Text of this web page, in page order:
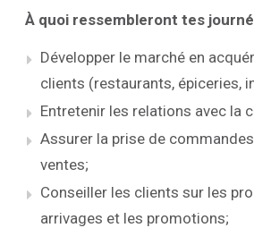
À quoi ressembleront tes
Développer le marché en
clients (restaurants, épiceries,
Entretenir les relations avec la
Assurer la prise de
ventes;
Conseiller les clients sur les
arrivages et les promotions;